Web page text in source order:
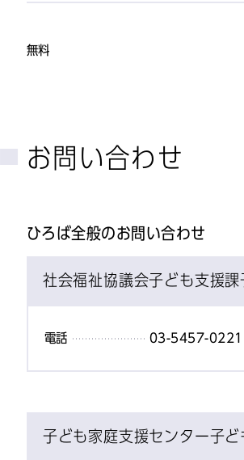
無料
お問い合わせ
ひろば全般のお問い合わせ
社会福祉協議会子ども支援
電話 03-5457-0221
子ども家庭支援センター子